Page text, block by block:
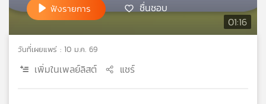
ข่าว
และ
01:16
ฟังรายการ ชื่นชอบ
วันที่เผยแพร่ : 10 ม.ค. 69
เพิ่มในเพลย์ลิสต์ แชร์